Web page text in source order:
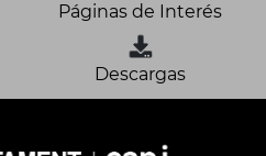
Páginas de Interés
Descargas